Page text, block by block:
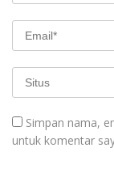
Simpan nama,
untuk komentar